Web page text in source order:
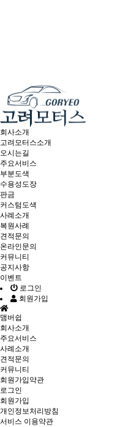
회사소개
고려모터스소개
오시는길
주요서비스
부분도색
수용성도장
판금
커스텀도색
사례소개
복원사례
견적문의
온라인문의
커뮤니티
공지사항
이벤트
로그인
회원가입
맴버쉽
회사소개
주요서비스
사례소개
견적문의
커뮤니티
회원가입약관
로그인
회원가입
개인정보처리방침
서비스 이용약관